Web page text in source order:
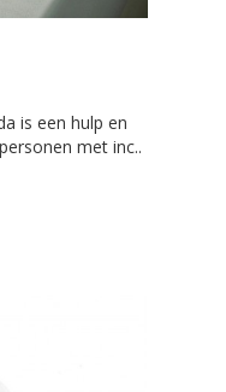
is een hulp en
met inc..